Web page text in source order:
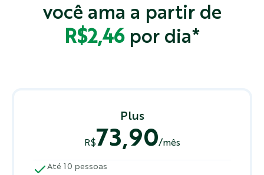
você ama a partir de
R$2,46por dia*
Plus
R$73,90/mês
Até 10 pessoas